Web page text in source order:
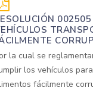
la cual se
los vehículos
fácilmente